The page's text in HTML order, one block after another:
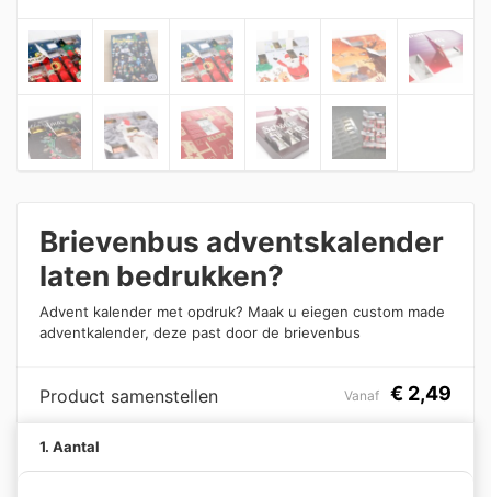
Brievenbus adventskalender
laten bedrukken?
Advent kalender met opdruk? Maak u eiegen custom made
adventkalender, deze past door de brievenbus
Product samenstellen Vanaf € 2,49
1. Aantal